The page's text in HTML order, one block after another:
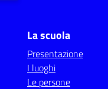
La scuola
Presentazione
I luoghi
Le persone